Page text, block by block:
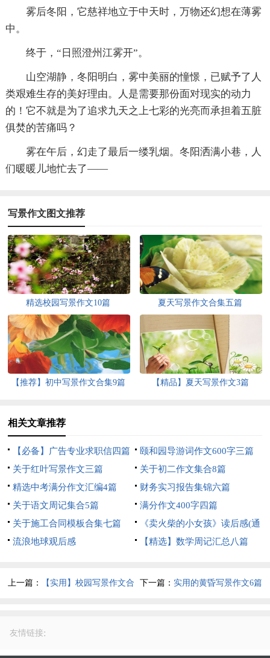
雾后冬阳，它慈祥地立于中天时，万物还幻想在薄雾
中。
终于，“日照澄州江雾开”。
山空湖静，冬阳明白，雾中美丽的憧憬，已赋予了人
类艰难生存的美好理由。人是需要那份面对现实的动力
的！它不就是为了追求九天之上七彩的光亮而承担着五脏
俱焚的苦痛吗？
雾在午后，幻走了最后一缕乳烟。冬阳洒满小巷，人
们暖暖儿地忙去了——
写景作文图文推荐
精选校园写景作文10篇 夏天写景作文合集五篇
【推荐】初中写景作文合集9篇 【精品】夏天写景作文3篇
相关文章推荐
【必备】广告专业求职信四篇
颐和园导游词作文600字三篇
关于红叶写景作文三篇
关于初二作文集合8篇
精选中考满分作文汇编4篇
财务实习报告集锦六篇
关于语文周记集合5篇
满分作文400字四篇
关于施工合同模板合集七篇
《卖火柴的小女孩》读后感(通
用15篇)
流浪地球观后感 【精选】数学周记汇总八篇
上一篇： 【实用】校园写景作文合 下一篇： 实用的黄昏写景作文6篇
友情链接: